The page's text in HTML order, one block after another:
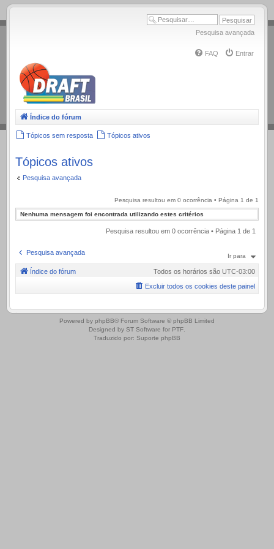
.
Pesquisa avançada
FAQ Entrar
Índice do fórum
Tópicos sem resposta Tópicos ativos
Tópicos ativos
Pesquisa avançada
Pesquisa resultou em 0 ocorrência • Página 1 de 1
Nenhuma mensagem foi encontrada utilizando estes critérios
Pesquisa resultou em 0 ocorrência • Página 1 de 1
Pesquisa avançada Ir para
Índice do fórum Todos os horários são UTC-03:00
Excluir todos os cookies deste painel
.
Powered by phpBB® Forum Software © phpBB Limited
Designed by ST Software for PTF
Traduzido por: Suporte phpBB